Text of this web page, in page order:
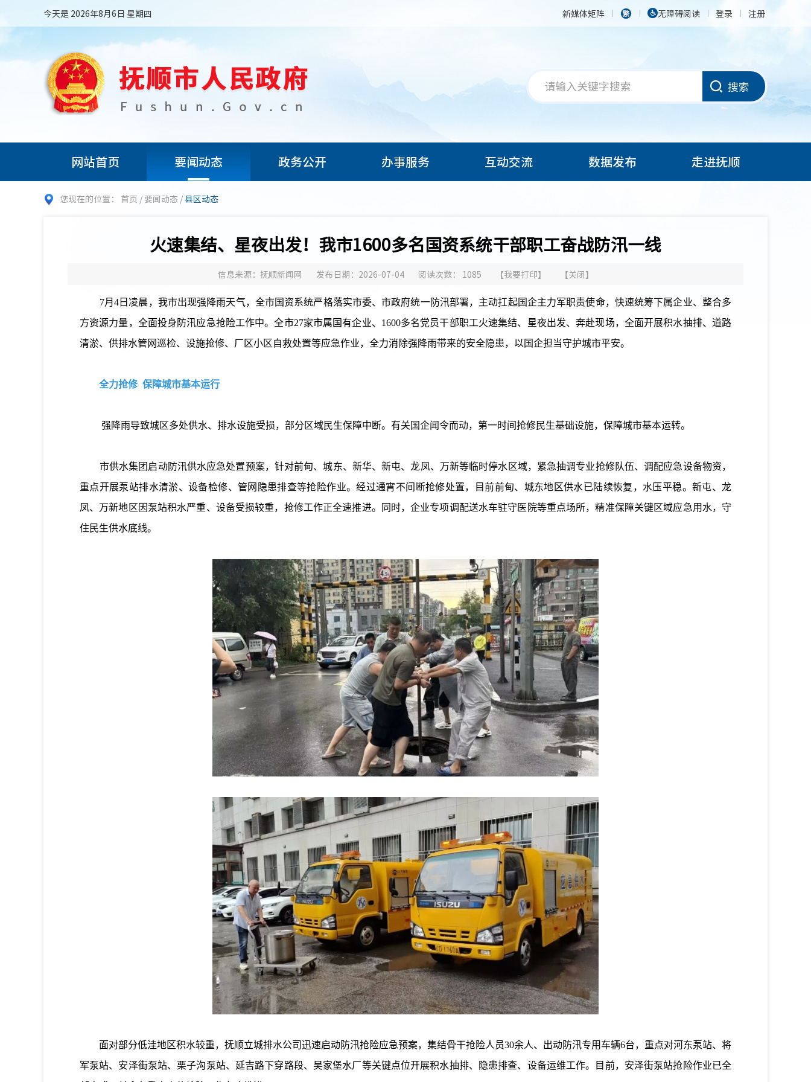
今天是 2026年8月6日 星期四 新媒体矩阵 无障碍阅读 登录 注册
搜索
网站首页 要闻动态 政务公开 办事服务 互动交流 数据发布 走进抚顺
您现在的位置： 首页 / 要闻动态 /县区动态
火速集结、星夜出发！我市1600多名国资系统干部职工奋战防汛一线
信息来源：抚顺新闻网 发布日期：2026-07-04 阅读次数： 1085 【我要打印】 【关闭】
7月4日凌晨，我市出现强降雨天气，全市国资系统严格落实市委、市政府统一防汛部署，主动扛起国企主力军职责使命，快速统筹下属企业、整合多
方资源力量，全面投身防汛应急抢险工作中。全市27家市属国有企业、1600多名党员干部职工火速集结、星夜出发、奔赴现场，全面开展积水抽排、道路
清淤、供排水管网巡检、设施抢修、厂区小区自救处置等应急作业，全力消除强降雨带来的安全隐患，以国企担当守护城市平安。
全力抢修 保障城市基本运行
强降雨导致城区多处供水、排水设施受损，部分区域民生保障中断。有关国企闻令而动，第一时间抢修民生基础设施，保障城市基本运转。
市供水集团启动防汛供水应急处置预案，针对前甸、城东、新华、新屯、龙凤、万新等临时停水区域，紧急抽调专业抢修队伍、调配应急设备物资，
重点开展泵站排水清淤、设备检修、管网隐患排查等抢险作业。经过通宵不间断抢修处置，目前前甸、城东地区供水已陆续恢复，水压平稳。新屯、龙
凤、万新地区因泵站积水严重、设备受损较重，抢修工作正全速推进。同时，企业专项调配送水车驻守医院等重点场所，精准保障关键区域应急用水，守
住民生供水底线。
面对部分低洼地区积水较重，抚顺立城排水公司迅速启动防汛抢险应急预案，集结骨干抢险人员30余人、出动防汛专用车辆6台，重点对河东泵站、将
军泵站、安泽街泵站、栗子沟泵站、延吉路下穿路段、吴家堡水厂等关键点位开展积水抽排、隐患排查、设备运维工作。目前，安泽街泵站抢险作业已全